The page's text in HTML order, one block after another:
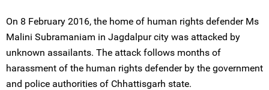
On 8 February 2016, the home of human rights defender Ms
Malini Subramaniam in Jagdalpur city was attacked by
unknown assailants. The attack follows months of
harassment of the human rights defender by the government
and police authorities of Chhattisgarh state.